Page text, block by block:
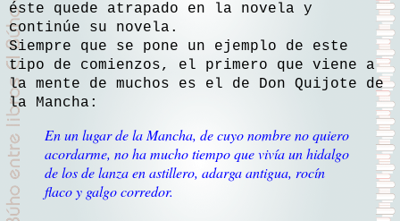
éste quede atrapado en la novela y
continúe su novela.
Siempre que se pone un ejemplo de este
tipo de comienzos, el primero que viene a
la mente de muchos es el de Don Quijote de
la Mancha:
En un lugar de la Mancha, de cuyo nombre no quiero
acordarme, no ha mucho tiempo que vivía un hidalgo
de los de lanza en astillero, adarga antigua, rocín
flaco y galgo corredor.